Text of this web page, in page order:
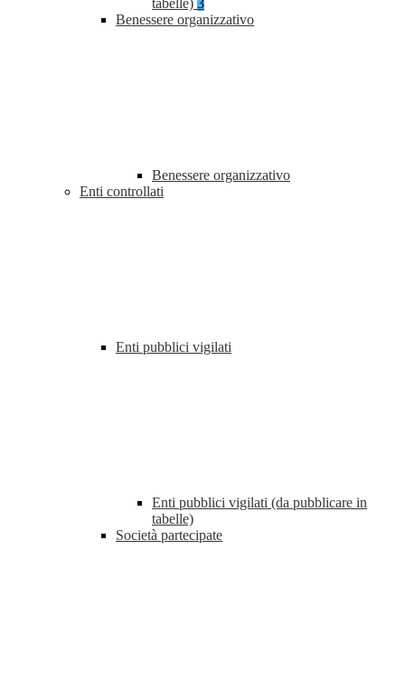
tabelle) 3
Benessere organizzativo
Benessere organizzativo
Enti controllati
Enti pubblici vigilati
Enti pubblici vigilati (da pubblicare in
tabelle)
Società partecipate